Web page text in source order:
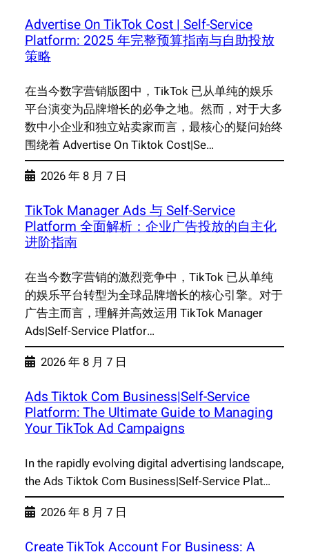
Advertise On TikTok Cost | Self-Service
Platform: 2025 年完整预算指南与自助投放
策略
在当今数字营销版图中，TikTok 已从单纯的娱乐
平台演变为品牌增长的必争之地。然而，对于大多
数中小企业和独立站卖家而言，最核心的疑问始终
围绕着 Advertise On Tiktok Cost|Se…
2026 年 8 月 7 日
TikTok Manager Ads 与 Self-Service
Platform 全面解析：企业广告投放的自主化
进阶指南
在当今数字营销的激烈竞争中，TikTok 已从单纯
的娱乐平台转型为全球品牌增长的核心引擎。对于
广告主而言，理解并高效运用 TikTok Manager
Ads|Self-Service Platfor…
2026 年 8 月 7 日
Ads Tiktok Com Business|Self-Service
Platform: The Ultimate Guide to Managing
Your TikTok Ad Campaigns
In the rapidly evolving digital advertising landscape,
the Ads Tiktok Com Business|Self-Service Plat…
2026 年 8 月 7 日
Create TikTok Account For Business: A